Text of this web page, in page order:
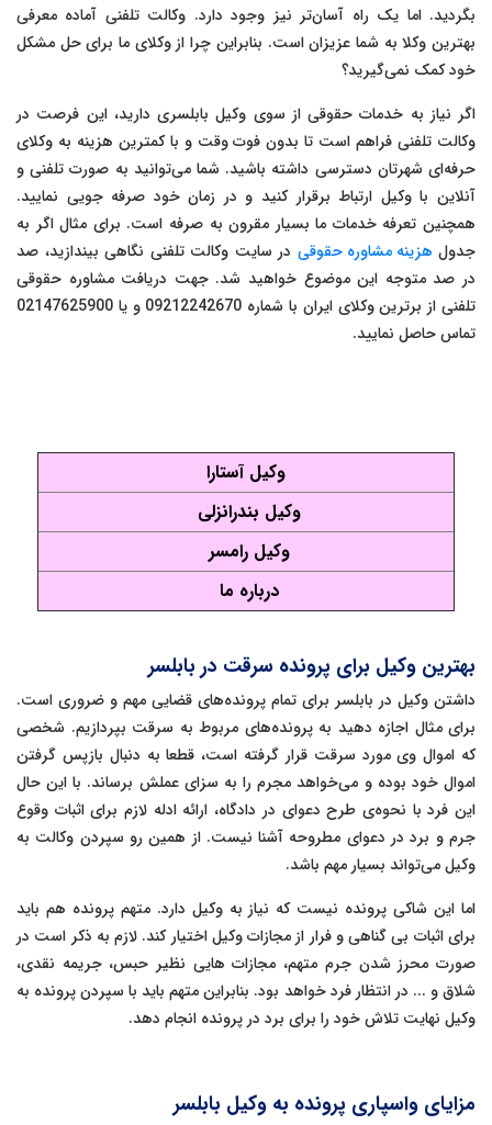
بگردید. اما یک راه آسان‌تر نیز وجود دارد. وکالت تلفنی آماده معرفی
بهترین وکلا به شما عزیزان است. بنابراین چرا از وکلای ما برای حل مشکل
خود کمک نمی‌گیرید؟
اگر نیاز به خدمات حقوقی از سوی وکیل بابلسری دارید، این فرصت در
وکالت تلفنی فراهم است تا بدون فوت وقت و با کمترین هزینه به وکلای
حرفه‌ای شهرتان دسترسی داشته باشید. شما می‌توانید به صورت تلفنی و
آنلاین با وکیل ارتباط برقرار کنید و در زمان خود صرفه جویی نمایید.
همچنین تعرفه خدمات ما بسیار مقرون به صرفه است. برای مثال اگر به
جدول هزینه مشاوره حقوقی در سایت وکالت تلفنی نگاهی بیندازید، صد
در صد متوجه این موضوع خواهید شد. جهت دریافت مشاوره حقوقی
تلفنی از برترین وکلای ایران با شماره 09212242670 و یا 02147625900
تماس حاصل نمایید.
وکیل آستارا
وکیل بندرانزلی
وکیل رامسر
درباره ما
بهترین وکیل برای پرونده سرقت در بابلسر
داشتن وکیل در بابلسر برای تمام پرونده‌های قضایی مهم و ضروری است.
برای مثال اجازه دهید به پرونده‌های مربوط به سرقت بپردازیم. شخصی
که اموال وی مورد سرقت قرار گرفته است، قطعا به دنبال بازپس گرفتن
اموال خود بوده و می‌خواهد مجرم را به سزای عملش برساند. با این حال
این فرد با نحوه‌ی طرح دعوای در دادگاه، ارائه ادله لازم برای اثبات وقوع
جرم و برد در دعوای مطروحه آشنا نیست. از همین رو سپردن وکالت به
وکیل می‌تواند بسیار مهم باشد.
اما این شاکی پرونده نیست که نیاز به وکیل دارد. متهم پرونده هم باید
برای اثبات بی گناهی و فرار از مجازات وکیل اختیار کند. لازم به ذکر است در
صورت محرز شدن جرم متهم، مجازات هایی نظیر حبس، جریمه نقدی،
شلاق و ... در انتظار فرد خواهد بود. بنابراین متهم باید با سپردن پرونده به
وکیل نهایت تلاش خود را برای برد در پرونده انجام دهد.
مزایای واسپاری پرونده به وکیل بابلسر